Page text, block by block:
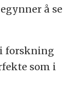
å se
forskning
som i